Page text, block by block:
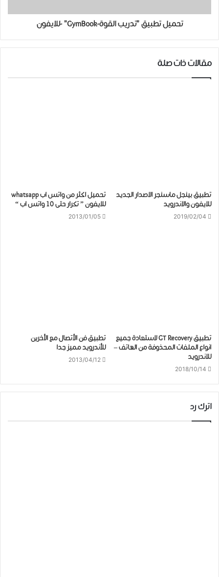
تحميل تطبيق "تدريب القوة-GymBook" -للايفون
مقالات ذات صلة
تطبيق بينجل ماسنجر الاصدار الجديد
للايفون والاندرويد
2019/02/04
تحميل اكثر من واتس اب whatsapp
للايفون ” تكرار حتى 10 واتس اب “
2013/01/05
تطبيق GT Recovery لاستعادة جميع
انواع الملفات المحذوفة من الهاتف –
للاندرويد
2018/10/14
تطبيق فن الأتصال مع الأخرين
للأندرويد مميز جدا
2013/04/12
اترك رد